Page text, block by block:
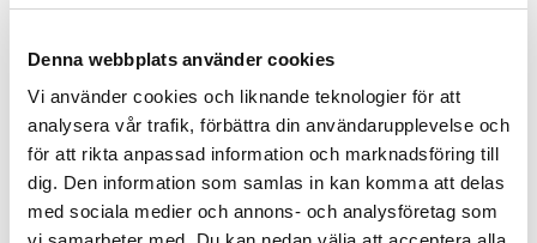
Denna webbplats använder cookies
Vi använder cookies och liknande teknologier för att
analysera vår trafik, förbättra din användarupplevelse och
för att rikta anpassad information och marknadsföring till
dig. Den information som samlas in kan komma att delas
med sociala medier och annons- och analysföretag som
inte ikväll.
Istället kunde svenske landslagsanfallaren Marcus Berg
utöka till 2-0 för Panathinaikos, framspelad av Mubarak
Wakaso efter ett misstag i hemmaförsvaret.
– Första halvlek känns väl bra spelmässigt. Sen i andra
så får de 1-0 och det ändrar hela känslan i matchen
med bortamål och allt det där. Vi lyfter fram och de